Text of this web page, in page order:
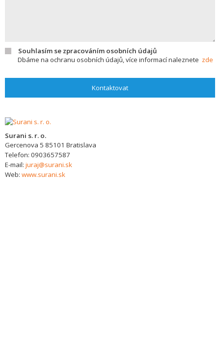
Souhlasím se zpracováním osobních údajů
Dbáme na ochranu osobních údajů, více informací naleznete zde
Kontaktovat
Surani s. r. o.
Gercenova 5 85101 Bratislava
Telefon: 0903657587
E-mail: juraj@surani.sk
Web: www.surani.sk